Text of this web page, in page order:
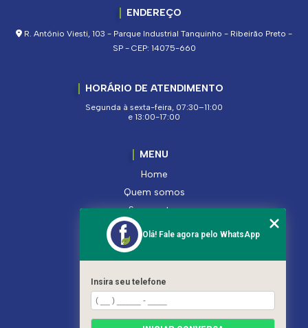
ENDEREÇO
R. Antônio Viesti, 103 - Parque Industrial Tanquinho - Ribeirão Preto -
SP - CEP: 14075-660
HORÁRIO DE ATENDIMENTO
Segunda à sexta-feira, 07:30–11:00
e 13:00-17:00
MENU
Home
Quem somos
Segmentos
Serviços
Produtos
Contato
Categorias
Mapa do site
Olá! Fale agora pelo WhatsApp
Insira seu telefone